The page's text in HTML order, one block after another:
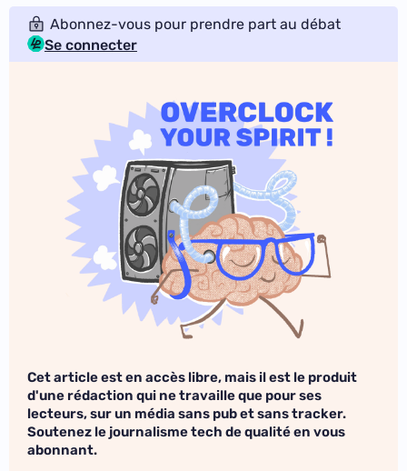
Abonnez-vous pour prendre part au débat
Se connecter
Cet article est en accès libre, mais il est le produit
d'une rédaction qui ne travaille que pour ses
lecteurs, sur un média sans pub et sans tracker.
Soutenez le journalisme tech de qualité en vous
abonnant.